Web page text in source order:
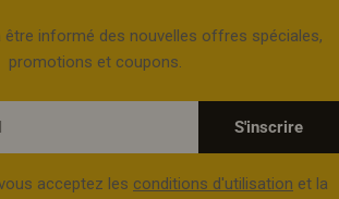
être informé des nouvelles offres spéciales,
promotions et coupons.
S'inscrire
acceptez les conditions d'utilisation et la